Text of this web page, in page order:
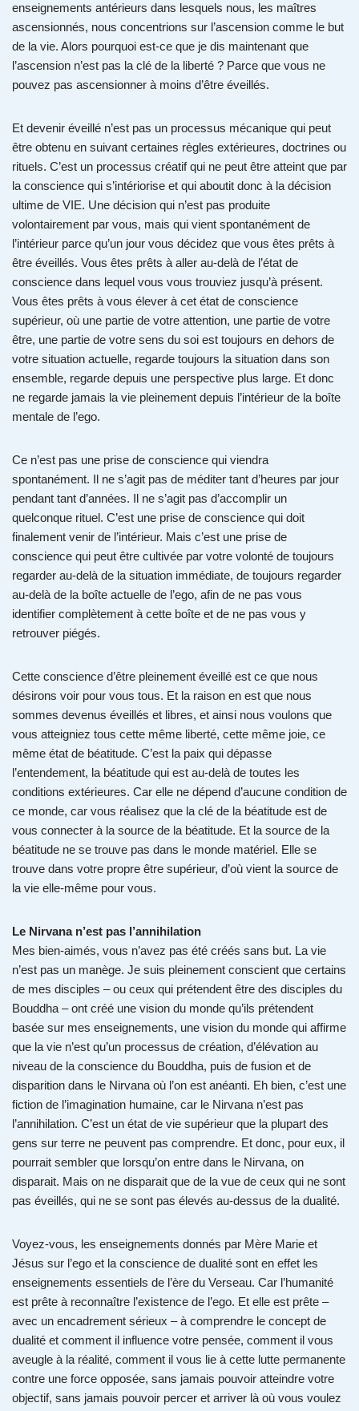
enseignements antérieurs dans lesquels nous, les maîtres
ascensionnés, nous concentrions sur l’ascension comme le but
de la vie. Alors pourquoi est-ce que je dis maintenant que
l’ascension n’est pas la clé de la liberté ? Parce que vous ne
pouvez pas ascensionner à moins d’être éveillés.
Et devenir éveillé n’est pas un processus mécanique qui peut
être obtenu en suivant certaines règles extérieures, doctrines ou
rituels. C’est un processus créatif qui ne peut être atteint que par
la conscience qui s’intériorise et qui aboutit donc à la décision
ultime de VIE. Une décision qui n’est pas produite
volontairement par vous, mais qui vient spontanément de
l’intérieur parce qu’un jour vous décidez que vous êtes prêts à
être éveillés. Vous êtes prêts à aller au-delà de l’état de
conscience dans lequel vous vous trouviez jusqu’à présent.
Vous êtes prêts à vous élever à cet état de conscience
supérieur, où une partie de votre attention, une partie de votre
être, une partie de votre sens du soi est toujours en dehors de
votre situation actuelle, regarde toujours la situation dans son
ensemble, regarde depuis une perspective plus large. Et donc
ne regarde jamais la vie pleinement depuis l’intérieur de la boîte
mentale de l’ego.
Ce n’est pas une prise de conscience qui viendra
spontanément. Il ne s’agit pas de méditer tant d’heures par jour
pendant tant d’années. Il ne s’agit pas d’accomplir un
quelconque rituel. C’est une prise de conscience qui doit
finalement venir de l’intérieur. Mais c’est une prise de
conscience qui peut être cultivée par votre volonté de toujours
regarder au-delà de la situation immédiate, de toujours regarder
au-delà de la boîte actuelle de l’ego, afin de ne pas vous
identifier complètement à cette boîte et de ne pas vous y
retrouver piégés.
Cette conscience d’être pleinement éveillé est ce que nous
désirons voir pour vous tous. Et la raison en est que nous
sommes devenus éveillés et libres, et ainsi nous voulons que
vous atteigniez tous cette même liberté, cette même joie, ce
même état de béatitude. C’est la paix qui dépasse
l’entendement, la béatitude qui est au-delà de toutes les
conditions extérieures. Car elle ne dépend d’aucune condition de
ce monde, car vous réalisez que la clé de la béatitude est de
vous connecter à la source de la béatitude. Et la source de la
béatitude ne se trouve pas dans le monde matériel. Elle se
trouve dans votre propre être supérieur, d’où vient la source de
la vie elle-même pour vous.
Le Nirvana n’est pas l’annihilation
Mes bien-aimés, vous n’avez pas été créés sans but. La vie
n’est pas un manège. Je suis pleinement conscient que certains
de mes disciples – ou ceux qui prétendent être des disciples du
Bouddha – ont créé une vision du monde qu’ils prétendent
basée sur mes enseignements, une vision du monde qui affirme
que la vie n’est qu’un processus de création, d’élévation au
niveau de la conscience du Bouddha, puis de fusion et de
disparition dans le Nirvana où l’on est anéanti. Eh bien, c’est une
fiction de l’imagination humaine, car le Nirvana n’est pas
l’annihilation. C’est un état de vie supérieur que la plupart des
gens sur terre ne peuvent pas comprendre. Et donc, pour eux, il
pourrait sembler que lorsqu’on entre dans le Nirvana, on
disparait. Mais on ne disparait que de la vue de ceux qui ne sont
pas éveillés, qui ne se sont pas élevés au-dessus de la dualité.
Voyez-vous, les enseignements donnés par Mère Marie et
Jésus sur l’ego et la conscience de dualité sont en effet les
enseignements essentiels de l’ère du Verseau. Car l’humanité
est prête à reconnaître l’existence de l’ego. Et elle est prête –
avec un encadrement sérieux – à comprendre le concept de
dualité et comment il influence votre pensée, comment il vous
aveugle à la réalité, comment il vous lie à cette lutte permanente
contre une force opposée, sans jamais pouvoir atteindre votre
objectif, sans jamais pouvoir percer et arriver là où vous voulez